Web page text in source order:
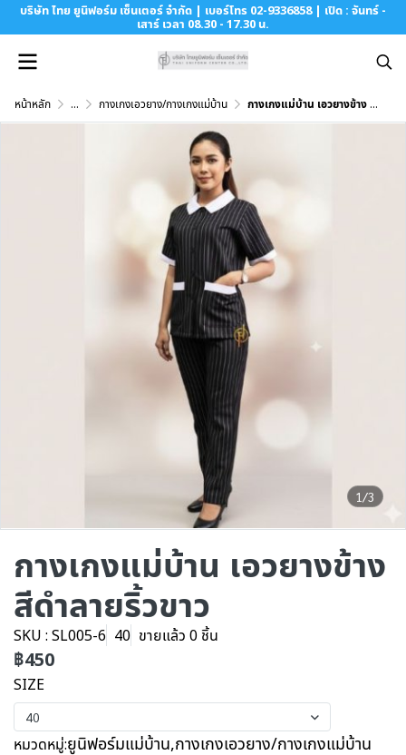
บริษัท ไทย ยูนิฟอร์ม เซ็นเตอร์ จำกัด | เบอร์โทร 02-9336858 | เปิด : จันทร์ -
เสาร์ เวลา 08.30 - 17.30 น.
หน้าหลัก ... กางเกงเอวยาง/กางเกงแม่บ้าน กางเกงแม่บ้าน เอวยางข้าง สีดำลายริ้วขาว
1/3
กางเกงแม่บ้าน เอวยางข้าง
สีดำลายริ้วขาว
SKU : SL005-6 40 ขายแล้ว 0 ชิ้น
฿450
SIZE
40
หมวดหมู่:ยูนิฟอร์มแม่บ้าน,กางเกงเอวยาง/กางเกงแม่บ้าน